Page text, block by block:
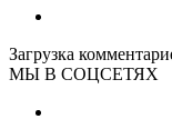
Загрузка
МЫ В СОЦСЕТЯХ